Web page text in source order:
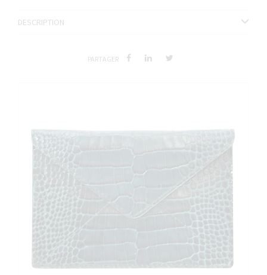
DESCRIPTION
PARTAGER